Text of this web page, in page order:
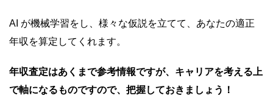
AI が機械学習をし、様々な仮説を立てて、あなたの適正
年収を算定してくれます。
年収査定はあくまで参考情報ですが、キャリアを考える上
で軸になるものですので、把握しておきましょう！